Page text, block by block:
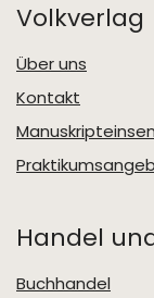
Volkverlag
Über uns
Kontakt
Handel
Buchhandel